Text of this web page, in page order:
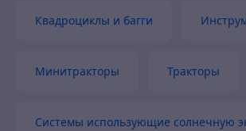
Квадроциклы и багги
Минитракторы Тракторы
Системы использующие солнечную